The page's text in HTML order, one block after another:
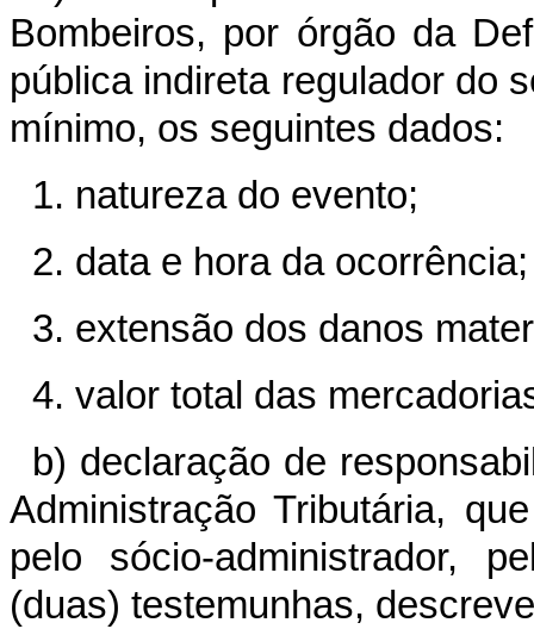
Bombeiros, por órgão da
pública indireta regulador do
mínimo, os seguintes dados:
1. natureza do evento;
2. data e hora da ocorrência;
3. extensão dos danos
4. valor total das
b) declaração de
Administração Tributária,
pelo sócio-administrador,
(duas) testemunhas,